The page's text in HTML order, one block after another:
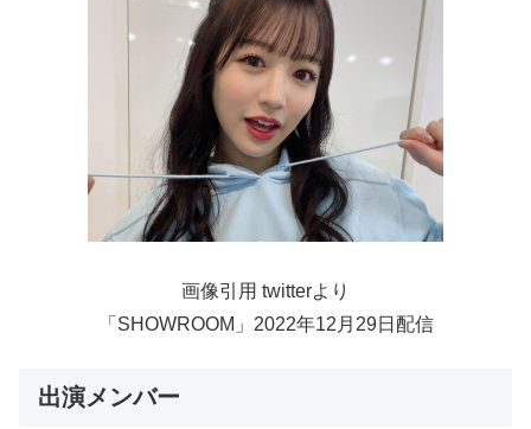
画像引用 twitterより
「SHOWROOM」2022年12月29日配信
出演メンバー